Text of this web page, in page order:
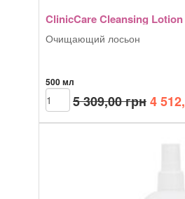
ClinicCare Cleansing Lotion
Очищающий лосьон
500 мл
5 309,00грн4
Количество
товара
ClinicCare